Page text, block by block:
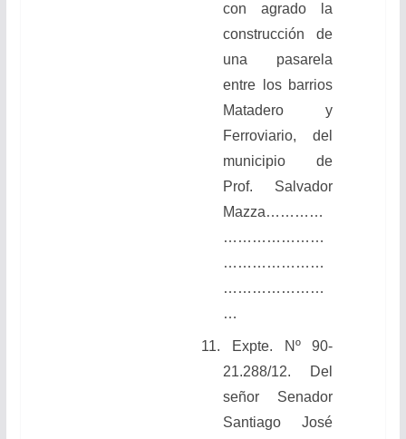
con agrado la
construcción de
una pasarela
entre los barrios
Matadero y
Ferroviario, del
municipio de
Prof. Salvador
Mazza…………
…………………
…………………
…………………
…
11.
Expte. Nº 90-
21.288/12. Del
señor Senador
Santiago José